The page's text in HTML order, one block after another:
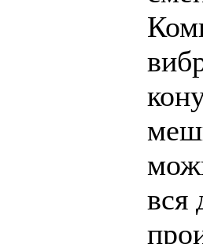
вся